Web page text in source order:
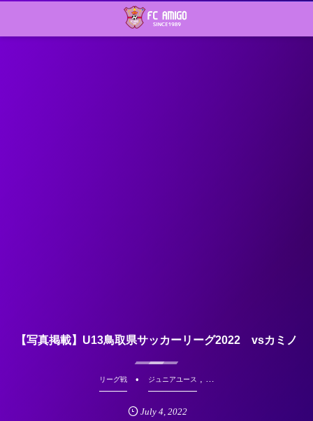
【写真掲載】U13鳥取県サッカーリーグ2022 vsカミノ
リーグ戦 ジュニアユース , …
July 4,2022